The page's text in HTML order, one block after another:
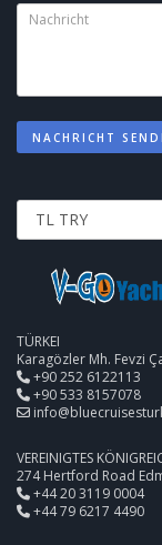
NACHRICHT
TÜRKEI
Karagözler Mh. Fevzi
+90 252 6122113
+90 533 8157078
VEREINIGTES
274 Hertford Road
+44 20 3119 0004
+44 79 6217 4490